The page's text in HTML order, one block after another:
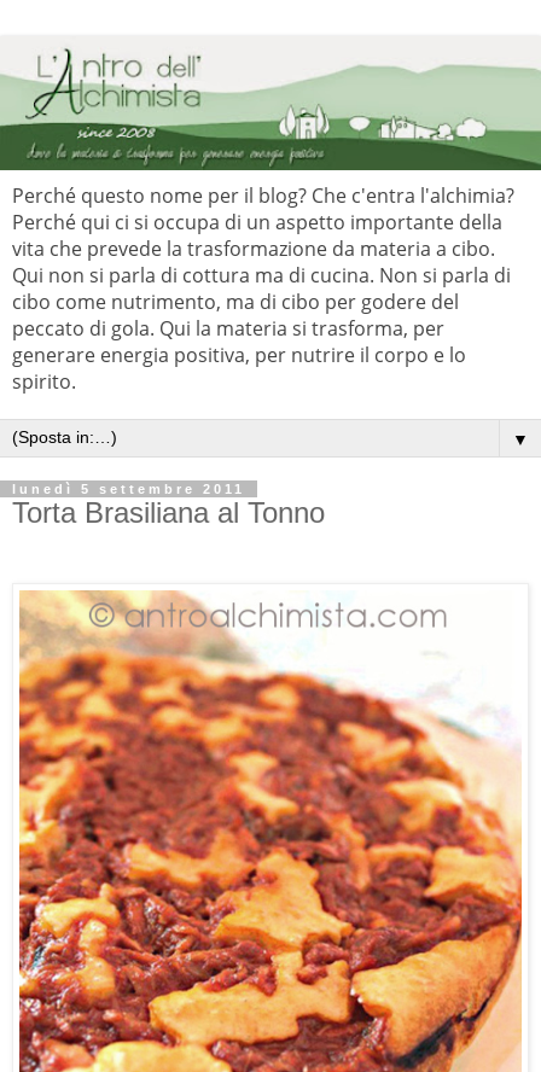
Perché questo nome per il blog? Che c'entra l'alchimia?
Perché qui ci si occupa di un aspetto importante della
vita che prevede la trasformazione da materia a cibo.
Qui non si parla di cottura ma di cucina. Non si parla di
cibo come nutrimento, ma di cibo per godere del
peccato di gola. Qui la materia si trasforma, per
generare energia positiva, per nutrire il corpo e lo
spirito.
▼
lunedì 5 settembre 2011
Torta Brasiliana al Tonno